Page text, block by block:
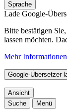
Sprache
Lade Google-
Bitte bestätigen
lassen möchten.
Mehr
Google-Übersetzer
Ansicht
Suche
Menü